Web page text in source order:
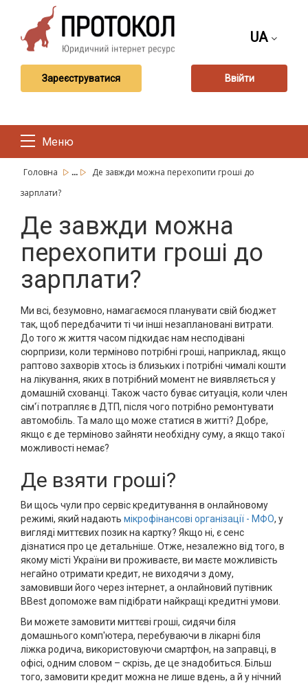
UA
Зареєструватися Ввійти
Меню
Головна ...
Де завжди можна перехопити гроші до
зарплати?
Де завжди можна
перехопити гроші до
зарплати?
Ми всі, безумовно, намагаємося планувати свій бюджет
так, щоб передбачити ті чи інші незаплановані витрати.
До того ж життя часом підкидає нам несподівані
сюрпризи, коли терміново потрібні гроші, наприклад, якщо
раптово захворів хтось із близьких і потрібні чималі кошти
на лікування, яких в потрібний момент не виявляється у
домашній схованці. Також часто буває ситуація, коли член
сім'ї потрапляє в ДТП, після чого потрібно ремонтувати
автомобіль. Та мало що може статися в житті? Добре,
якщо є де терміново зайняти необхідну суму, а якщо такої
можливості немає?
Де взяти гроші?
Ви щось чули про сервіс кредитування в онлайновому
режимі, який надають мікрофінансові організації - МФО, у
вигляді миттєвих позик на картку? Якщо ні, є сенс
дізнатися про це детальніше. Отже, незалежно від того, в
якому місті України ви проживаєте, ви маєте можливість
негайно отримати кредит, не виходячи з дому,
замовивши його через інтернет, а онлайновий путівник
BBest допоможе вам підібрати найкращі кредитні умови.
Ви можете замовити миттєві гроші, сидячи біля
домашнього комп'ютера, перебуваючи в лікарні біля
ліжка родича, використовуючи смартфон, на заправці, в
офісі, одним словом – скрізь, де це знадобиться. Більш
того, замовити кредит можна не лише вдень, а й у нічний